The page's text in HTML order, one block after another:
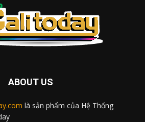
ABOUT US
là sản phẩm của Hệ Thống